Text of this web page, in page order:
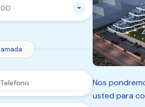
Nos
usted para